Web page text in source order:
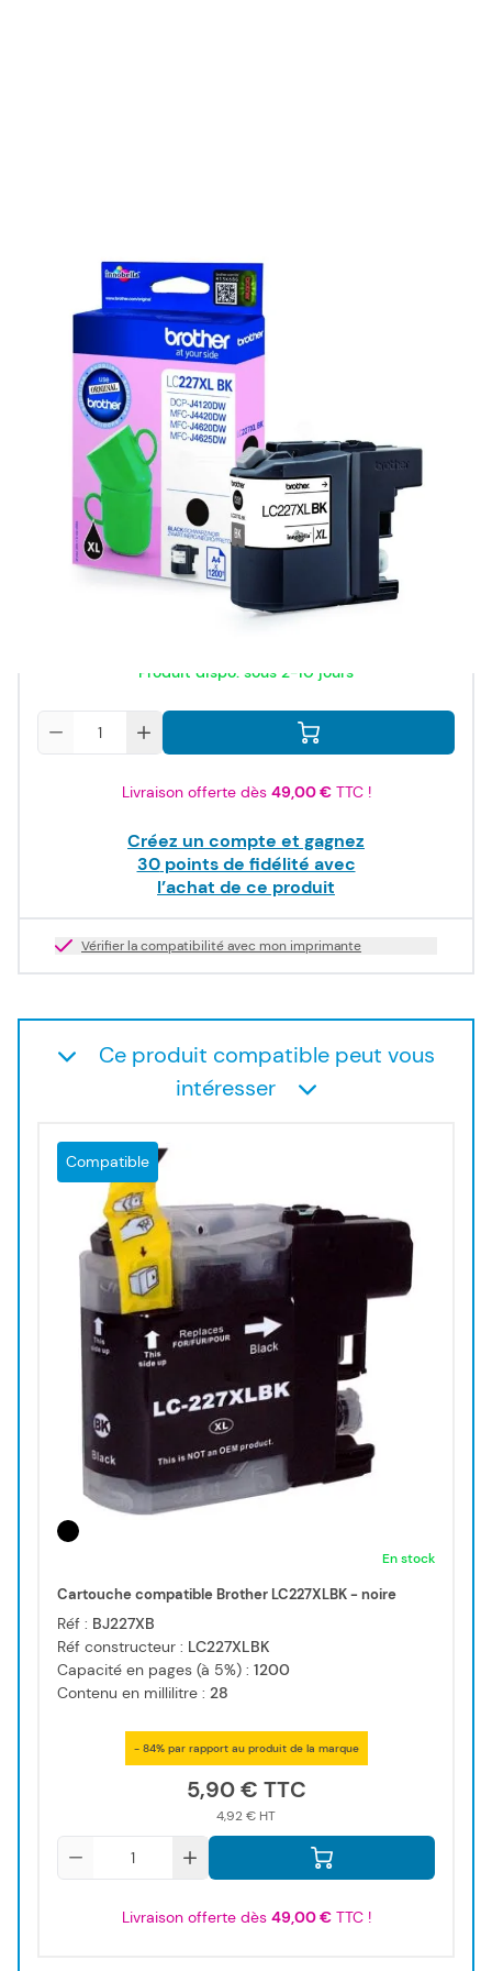
Cartouche d'origine Brother LC227XLBK -
LC227XLBK
Capacité en pages (à 5%) : 1200
Contenu en millilitre :
25
LC-227 XL BK Brother - noire - cartouche d'encre de marque
36,00 €TTC
Produit dispo. sous 2-10 jours
Livraison offerte dès 49,00 €TTC !
Créez un compte et gagnez
30points de fidélité avec
l’achat de ce produit
Vérifier la compatibilité avec mon imprimante
Ce produit compatible peut vous
intéresser
Compatible
En stock
Cartouche compatible Brother LC227XLBK - noire
Réf : BJ227XB
Réf constructeur : LC227XLBK
Capacité en pages (à 5%) : 1200
Contenu en millilitre : 28
- 84% par rapport au produit de la marque
5,90 €
4,92 €
Livraison offerte dès 49,00 €TTC !